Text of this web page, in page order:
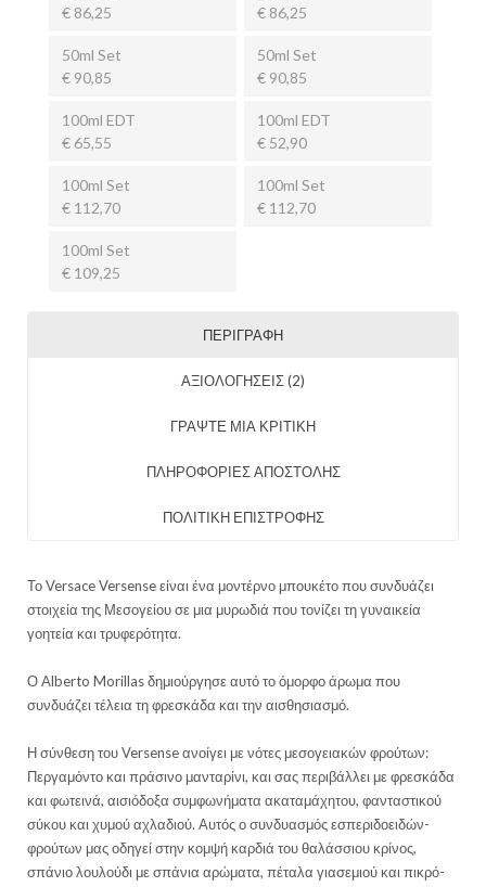
€ 86,25
€ 86,25
50ml Set
€ 90,85
50ml Set
€ 90,85
100ml EDT
€ 65,55
100ml EDT
€ 52,90
100ml Set
€ 112,70
100ml Set
€ 112,70
100ml Set
€ 109,25
ΠΕΡΙΓΡΑΦΉ
ΑΞΙΟΛΟΓΉΣΕΙΣ (2)
ΓΡΑΨΤΕ ΜΙΑ ΚΡΙΤΙΚΗ
ΠΛΗΡΟΦΟΡΙΕΣ ΑΠΟΣΤΟΛΗΣ
ΠΟΛΙΤΙΚΗ ΕΠΙΣΤΡΟΦΗΣ
Το Versace Versense είναι ένα μοντέρνο μπουκέτο που συνδυάζει
στοιχεία της Μεσογείου σε μια μυρωδιά που τονίζει τη γυναικεία
γοητεία και τρυφερότητα.
Ο Alberto Morillas δημιούργησε αυτό το όμορφο άρωμα που
συνδυάζει τέλεια τη φρεσκάδα και την αισθησιασμό.
Η σύνθεση του Versense ανοίγει με νότες μεσογειακών φρούτων:
Περγαμόντο και πράσινο μανταρίνι, και σας περιβάλλει με φρεσκάδα
και φωτεινά, αισιόδοξα συμφωνήματα ακαταμάχητου, φανταστικού
σύκου και χυμού αχλαδιού. Αυτός ο συνδυασμός εσπεριδοειδών-
φρούτων μας οδηγεί στην κομψή καρδιά του θαλάσσιου κρίνος,
σπάνιο λουλούδι με σπάνια αρώματα, πέταλα γιασεμιού και πικρό-